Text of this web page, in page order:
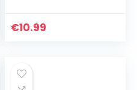
Verwijder
€10.99